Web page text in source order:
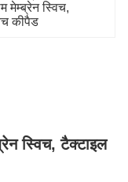
मेम्ब्रेन स्विच,
कीपैड
स्विच, टैक्टाइल